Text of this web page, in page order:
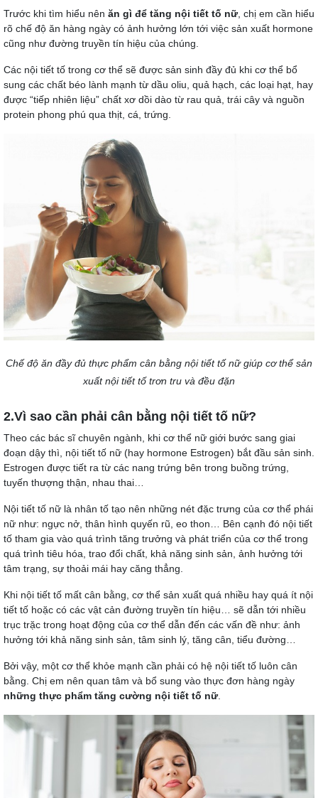
Trước khi tìm hiểu nên ăn gì để tăng nội tiết tố nữ, chị em cần hiểu
rõ chế độ ăn hàng ngày có ảnh hưởng lớn tới việc sản xuất hormone
cũng như đường truyền tín hiệu của chúng.
Các nội tiết tố trong cơ thể sẽ được sản sinh đầy đủ khi cơ thể bổ
sung các chất béo lành mạnh từ dầu oliu, quả hạch, các loại hạt, hay
được “tiếp nhiên liệu” chất xơ dồi dào từ rau quả, trái cây và nguồn
protein phong phú qua thịt, cá, trứng.
Chế độ ăn đầy đủ thực phẩm cân bằng nội tiết tố nữ giúp cơ thể sản
xuất nội tiết tố trơn tru và đều đặn
2.Vì sao cần phải cân bằng nội tiết tố nữ?
Theo các bác sĩ chuyên ngành, khi cơ thể nữ giới bước sang giai
đoạn dậy thì, nội tiết tố nữ (hay hormone Estrogen) bắt đầu sản sinh.
Estrogen được tiết ra từ các nang trứng bên trong buồng trứng,
tuyến thượng thận, nhau thai…
Nội tiết tố nữ là nhân tố tạo nên những nét đặc trưng của cơ thể phái
nữ như: ngực nở, thân hình quyến rũ, eo thon… Bên cạnh đó nội tiết
tố tham gia vào quá trình tăng trưởng và phát triển của cơ thể trong
quá trình tiêu hóa, trao đổi chất, khả năng sinh sản, ảnh hưởng tới
tâm trạng, sự thoải mái hay căng thẳng.
Khi nội tiết tố mất cân bằng, cơ thể sản xuất quá nhiều hay quá ít nội
tiết tố hoặc có các vật cản đường truyền tín hiệu… sẽ dẫn tới nhiều
trục trặc trong hoạt động của cơ thể dẫn đến các vấn đề như: ảnh
hưởng tới khả năng sinh sản, tâm sinh lý, tăng cân, tiểu đường…
Bởi vậy, một cơ thể khỏe mạnh cần phải có hệ nội tiết tố luôn cân
bằng. Chị em nên quan tâm và bổ sung vào thực đơn hàng ngày
những thực phẩm tăng cường nội tiết tố nữ.